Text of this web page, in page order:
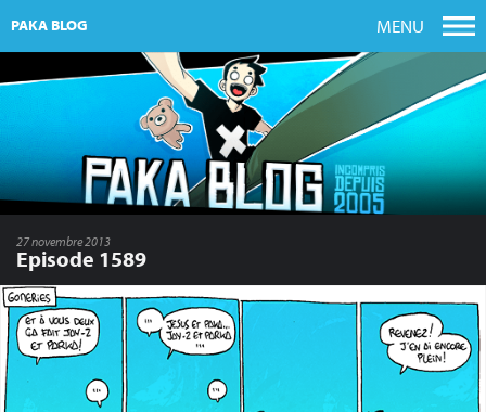
PAKA BLOG MENU
27 novembre 2013
Episode 1589